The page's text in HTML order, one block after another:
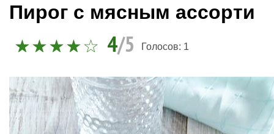
Пирог с мясным ассорти
4/5 Голосов: 1